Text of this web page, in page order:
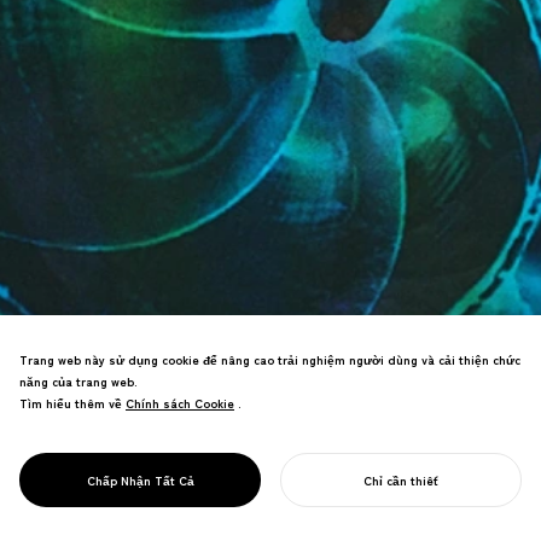
GGG/
PATTERN
Khám phá vẻ đẹp phổ quát thông qua
các mô hình trong tự nhiên.
Trang web này sử dụng cookie để nâng cao trải nghiệm người dùng và cải thiện chức
năng của trang web.
Tìm hiểu thêm về Chính sách Cookie
Chính sách Cookie .
Chấp Nhận Tất Cả Chỉ cần thiết